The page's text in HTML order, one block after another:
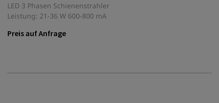
LED 3 Phasen Schienenstrahler
Leistung: 21-36 W 600-800 mA
Preis auf Anfrage